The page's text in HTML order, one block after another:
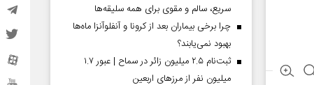
سریع، سالم و مقوی برای همه سلیقه‌ها
چرا برخی بیماران بعد از کرونا و آنفلوآنزا ماه‌ها
بهبود نمی‌یابند؟
ثبت‌نام ۲.۵ میلیون زائر در سماح | عبور ۱.۷
میلیون نفر از مرز‌های اربعین